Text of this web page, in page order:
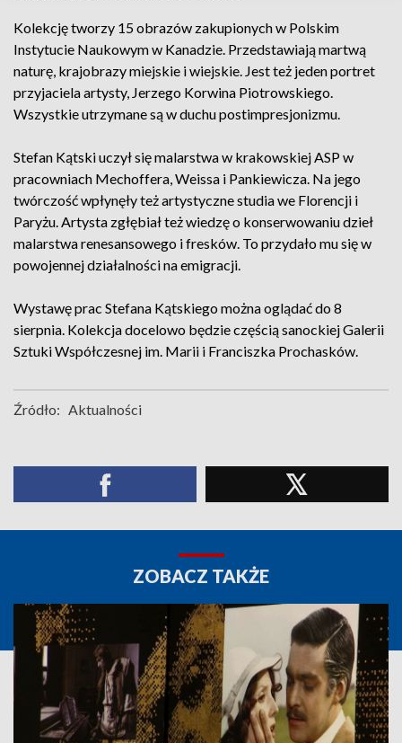
Kolekcję tworzy 15 obrazów zakupionych w Polskim
Instytucie Naukowym w Kanadzie. Przedstawiają martwą
naturę, krajobrazy miejskie i wiejskie. Jest też jeden portret
przyjaciela artysty, Jerzego Korwina Piotrowskiego.
Wszystkie utrzymane są w duchu postimpresjonizmu.
Stefan Kątski uczył się malarstwa w krakowskiej ASP w
pracowniach Mechoffera, Weissa i Pankiewicza. Na jego
twórczość wpłynęły też artystyczne studia we Florencji i
Paryżu. Artysta zgłębiał też wiedzę o konserwowaniu dzieł
malarstwa renesansowego i fresków. To przydało mu się w
powojennej działalności na emigracji.
Wystawę prac Stefana Kątskiego można oglądać do 8
sierpnia. Kolekcja docelowo będzie częścią sanockiej Galerii
Sztuki Współczesnej im. Marii i Franciszka Prochasków.
Źródło: Aktualności
ZOBACZ TAKŻE